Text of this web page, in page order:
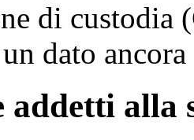
di custodia
dato
addetti alla